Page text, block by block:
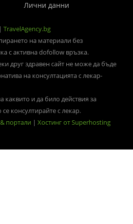
Лични данни
| TravelAgency.bg
на материали без
с активна dofollow връзка.
друг здравен сайт не може да бъде
на консултацията с лекар-
и да било действия за
консултирайте с лекар.
портали | Хостинг от Superhosting